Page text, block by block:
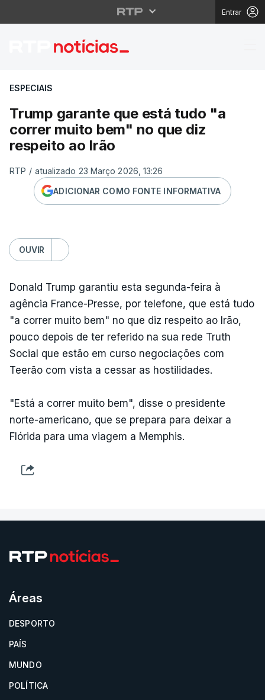
Entrar
Trump garante que
ESPECIAIS
Trump garante que está tudo "a
correr muito bem" no que diz
respeito ao Irão
RTP / atualizado 23 Março 2026, 13:26
ADICIONAR COMO FONTE INFORMATIVA
OUVIR
Donald Trump garantiu esta segunda-feira à
agência France-Presse, por telefone, que está tudo
"a correr muito bem" no que diz respeito ao Irão,
pouco depois de ter referido na sua rede Truth
Social que estão em curso negociações com
Teerão com vista a cessar as hostilidades.
"Está a correr muito bem", disse o presidente
norte-americano, que se prepara para deixar a
Flórida para uma viagem a Memphis.
Áreas
DESPORTO
PAÍS
MUNDO
POLÍTICA